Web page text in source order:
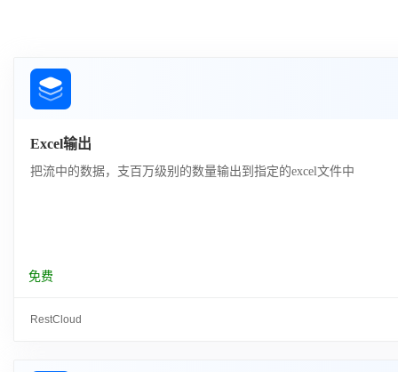
Excel输出
把流中的数据，支百万级别的数量输出到指定的excel文件中
免费
RestCloud